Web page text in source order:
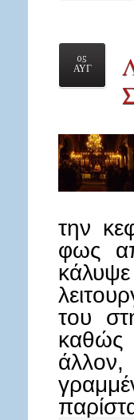
05
ΑΥΓ
την
φως
του
καθώς